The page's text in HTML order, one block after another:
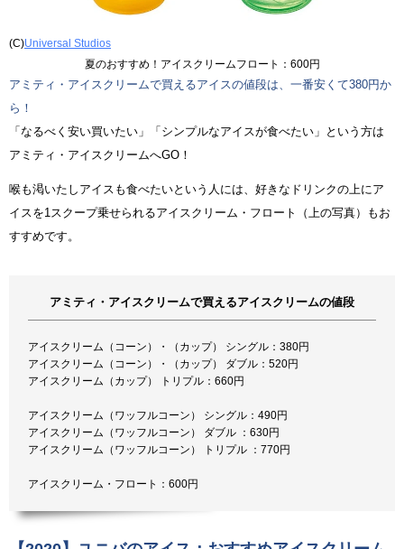
(C)Universal Studios
夏のおすすめ！アイスクリームフロート：600円
アミティ・アイスクリームで買えるアイスの値段は、一番安くて380円か
ら！
「なるべく安い買いたい」「シンプルなアイスが食べたい」という方は
アミティ・アイスクリームへGO！
喉も渇いたしアイスも食べたいという人には、好きなドリンクの上にア
イスを1スクープ乗せられるアイスクリーム・フロート（上の写真）もお
すすめです。
アミティ・アイスクリームで買えるアイスクリームの値段
アイスクリーム（コーン）・（カップ） シングル：380円
アイスクリーム（コーン）・（カップ） ダブル：520円
アイスクリーム（カップ） トリプル：660円
アイスクリーム（ワッフルコーン） シングル：490円
アイスクリーム（ワッフルコーン） ダブル ：630円
アイスクリーム（ワッフルコーン） トリプル ：770円
アイスクリーム・フロート：600円